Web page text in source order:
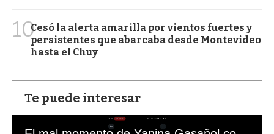
10Cesó la alerta amarilla por vientos fuertes y
persistentes que abarcaba desde Montevideo
hasta el Chuy
Te puede interesar